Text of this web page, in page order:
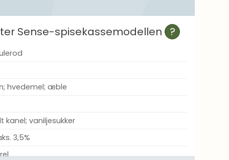
Sense-spisekassemodellen ?
hvedemel; æble
kanel; vaniljesukker
3,5%